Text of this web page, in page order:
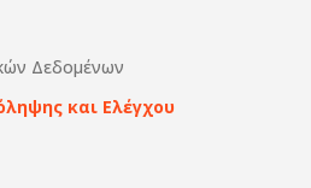
Δεδομένων
και Ελέγχου